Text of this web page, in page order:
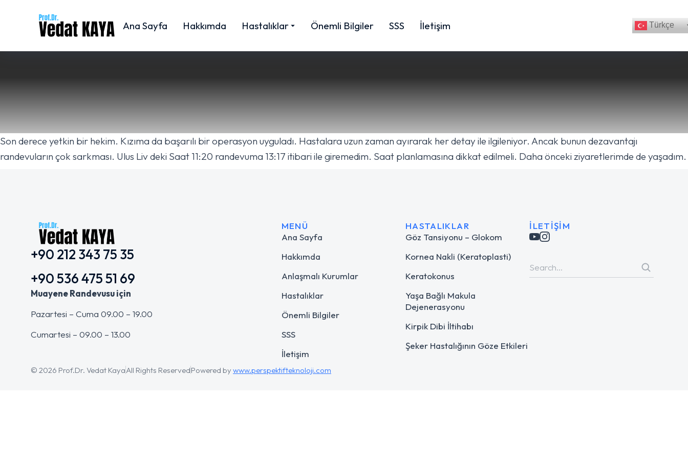
Ana Sayfa Hakkımda Hastalıklar Önemli Bilgiler SSS İletişim Türkçe
Son derece yetkin bir hekim. Kızıma da başarılı bir operasyon uyguladı. Hastalara uzun zaman ayırarak her detay ile ilgileniyor. Ancak bunun dezavantajı
randevuların çok sarkması. Ulus Liv deki Saat 11:20 randevuma 13:17 itibari ile giremedim. Saat planlamasına dikkat edilmeli. Daha önceki ziyaretlerimde de yaşadım.
+90 212 343 75 35
+90 536 475 51 69
Muayene Randevusu için
Pazartesi – Cuma 09.00 – 19.00
Cumartesi – 09.00 – 13.00
MENÜ
Ana Sayfa
Hakkımda
Anlaşmalı Kurumlar
Hastalıklar
Önemli Bilgiler
SSS
İletişim
HASTALIKLAR
Göz Tansiyonu – Glokom
Kornea Nakli (Keratoplasti)
Keratokonus
Yaşa Bağlı Makula
Dejenerasyonu
Kirpik Dibi İltihabı
Şeker Hastalığının Göze Etkileri
İLETIŞIM
© 2026 Prof.Dr. Vedat KayaAll Rights ReservedPowered by www.perspektifteknoloji.com